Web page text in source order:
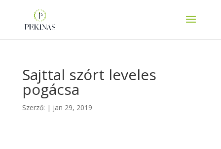
Sajttal szórt leveles
pogácsa
Szerző: | jan 29, 2019